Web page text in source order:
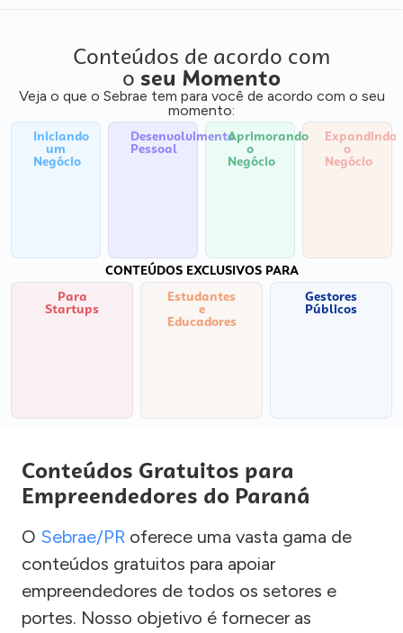
Conteúdos de acordo com
o seu Momento
Veja o que o Sebrae tem para você de acordo com o seu
momento:
Iniciando
um
Negócio
Desenvolvimento
Pessoal
Aprimorando
o
Negócio
Expandindo
o
Negócio
CONTEÚDOS EXCLUSIVOS PARA
Para
Startups
Estudantes
e
Educadores
Gestores
Públicos
Conteúdos Gratuitos para
Empreendedores do Paraná
O Sebrae/PR oferece uma vasta gama de
conteúdos gratuitos para apoiar
empreendedores de todos os setores e
portes. Nosso objetivo é fornecer as